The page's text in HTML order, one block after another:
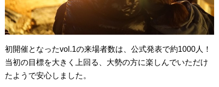
初開催となったvol.1の来場者数は、公式発表で約1000人！
当初の目標を大きく上回る、大勢の方に楽しんでいただけ
たようで安心しました。